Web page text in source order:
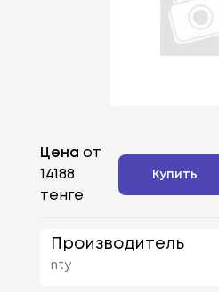
Цена от
14188
тенге
Купить
Производитель
nty